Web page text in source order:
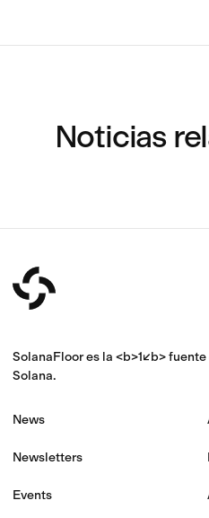
Noticias
SolanaFloor es la <b>1</b>
Solana.
News
Newsletters
Events